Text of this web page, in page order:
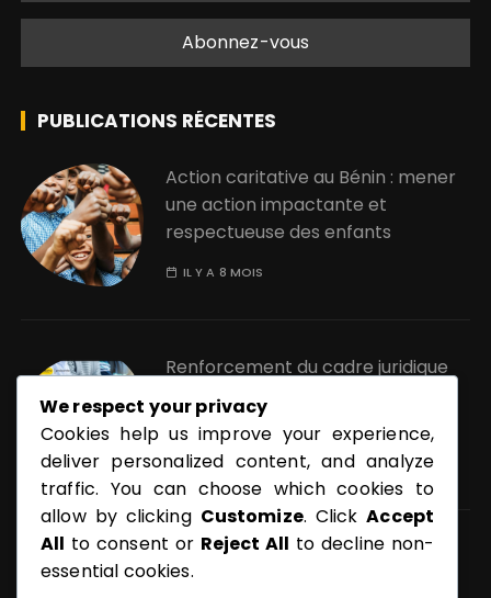
PUBLICATIONS RÉCENTES
Action caritative au Bénin : mener
une action impactante et
respectueuse des enfants
IL Y A 8 MOIS
Renforcement du cadre juridique
de la pornographique au Bénin :
quels enjeux ?
IL Y A 11 MOIS
Pourquoi protéger les enfants
contre la pornographie ?
We respect your privacy
Cookies help us improve your experience,
deliver personalized content, and analyze
traffic. You can choose which cookies to
allow by clicking Customize. ClickAccept
All to consent or Reject All to decline non-
essential cookies.